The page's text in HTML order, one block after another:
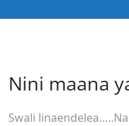
Nini maana
Swali